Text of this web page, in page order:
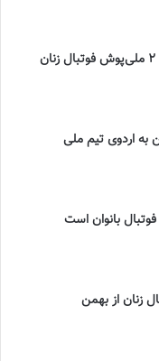
بانوان است
زنان از بهمن